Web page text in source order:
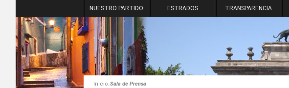
NUESTRO PARTIDO ESTRADOS TRANSPARENCIA
Inicio.Sala de Prensa